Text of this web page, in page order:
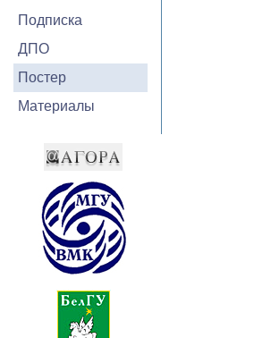
Подписка
ДПО
Постер
Материалы